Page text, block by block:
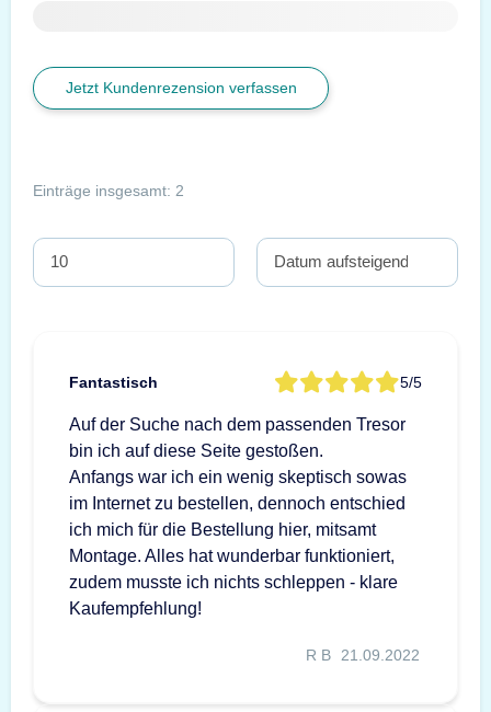
Jetzt Kundenrezension verfassen
Einträge insgesamt: 2
Fantastisch 5/5
Auf der Suche nach dem passenden Tresor
bin ich auf diese Seite gestoßen.
Anfangs war ich ein wenig skeptisch sowas
im Internet zu bestellen, dennoch entschied
ich mich für die Bestellung hier, mitsamt
Montage. Alles hat wunderbar funktioniert,
zudem musste ich nichts schleppen - klare
Kaufempfehlung!
R B 21.09.2022